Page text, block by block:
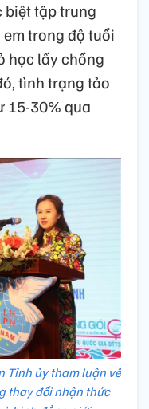
biệt tập trung
trong độ tuổi
học lấy chồng
tình trạng tảo
15-30% qua
Tỉnh ủy tham luận về
thay đổi nhận thức